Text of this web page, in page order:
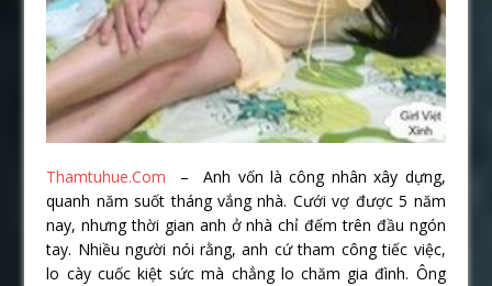
Thamtuhue.Com
– Anh vốn là công nhân xây dựng,
quanh năm suốt tháng vắng nhà. Cưới vợ được 5 năm
nay, nhưng thời gian anh ở nhà chỉ đếm trên đầu ngón
tay. Nhiều người nói rằng, anh cứ tham công tiếc việc,
lo cày cuốc kiệt sức mà chẳng lo chăm gia đình. Ông